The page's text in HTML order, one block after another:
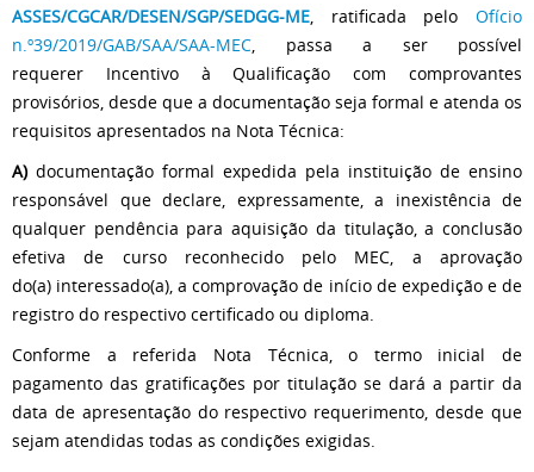
ASSES/CGCAR/DESEN/SGP/SEDGG-ME, ratificada pelo
Ofício
n.º39/2019/GAB/SAA/SAA-MEC, passa a ser possível
requerer Incentivo à Qualificação com comprovantes
provisórios, desde que a documentação seja formal e atenda os
requisitos apresentados na Nota Técnica:
A) documentação formal expedida pela instituição de ensino
responsável que declare, expressamente, a inexistência de
qualquer pendência para aquisição da titulação, a conclusão
efetiva de curso reconhecido pelo MEC, a aprovação
do(a) interessado(a), a comprovação de início de expedição e de
registro do respectivo certificado ou diploma.
Conforme a referida Nota Técnica, o termo inicial de
pagamento das gratificações por titulação se dará a partir da
data de apresentação do respectivo requerimento, desde que
sejam atendidas todas as condições exigidas.